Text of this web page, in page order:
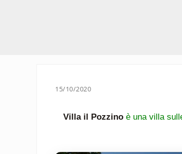
15/10/2020
Villa il Pozzino è una villa